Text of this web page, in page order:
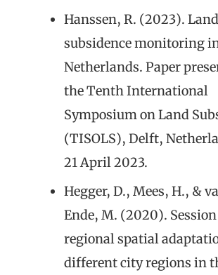
Hanssen, R. (2023). Land
subsidence monitoring
Netherlands. Paper
the Tenth International
Symposium on Land
(TISOLS), Delft,
21 April 2023.
Hegger, D., Mees, H., &
Ende, M. (2020).
regional spatial
different city regions in